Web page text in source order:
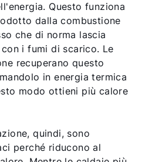
Questo funziona
dalla combustione
che di norma lascia
i fumi di scarico. Le
recuperano questo
in energia termica
modo ottieni più calore
quindi, sono
perché riducono al